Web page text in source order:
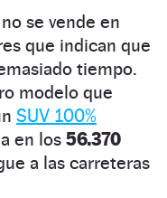
no se vende en
que indican que
tiempo.
modelo que
SUV 100%
en los 56.370
a las carreteras